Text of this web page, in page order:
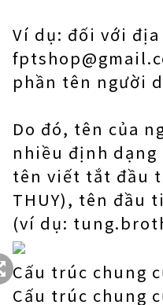
Ví dụ: đối với
phần tên người
Do đó, tên của
nhiều định dạng
tên viết tắt đầu
THUY), tên đầu
(ví dụ:
Cấu trúc chung
Cấu trúc chung